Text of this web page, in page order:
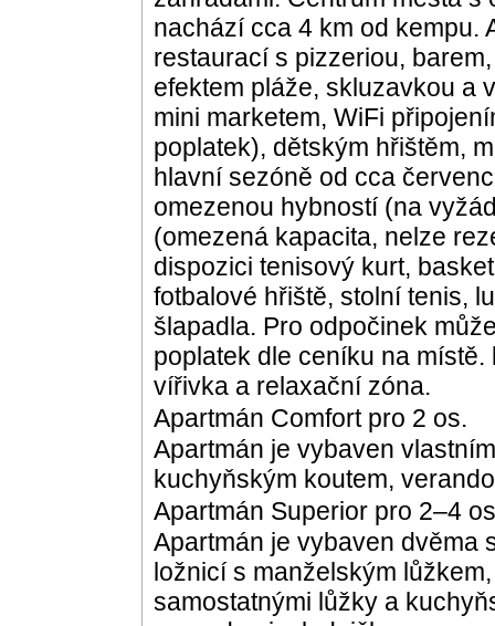
nachází cca 4 km od kempu.
restaurací s pizzeriou,
efektem pláže, skluzavkou a
mini marketem, WiFi
poplatek), dětským hřištěm,
hlavní sezóně od cca
omezenou hybností (na
(omezená kapacita, nelze
dispozici tenisový kurt,
fotbalové hřiště, stolní tenis,
šlapadla. Pro odpočinek
poplatek dle ceníku na
vířivka a relaxační zóna.
Apartmán Comfort pro 2 os.
Apartmán je vybaven
kuchyňským koutem,
Apartmán Superior pro 2–4
Apartmán je vybaven dvěma
ložnicí s manželským
samostatnými lůžky a